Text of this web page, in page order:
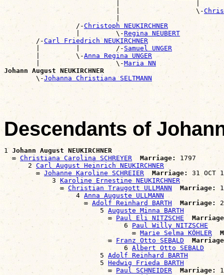
                            |                   \-
|
                  /-
Christoph NEUKIRCHNER
                  |         \-
Regina NEUBERT
        /-
Carl Friedrich NEUKIRCHNER
        |         |         /-
Samuel UNGER
        |         \-
Anna Regina UNGER
        |                   \-
Maria NN
Johann August NEUKIRCHNER
\-Johanna Christiana SELTMANN
Descendants of
1 Johann August NEUKIRCHNER
  ∞
Christiana Carolina SCHREYER Marriage:
1797
      2
Carl August Heinrich NEUKIRCHNER
        ∞
Johanne Karoline SCHREIER Marriage:
31 OCT
            3
Karoline Ernestine NEUKIRCHNER
              ∞
Christian Traugott ULLMANN Marriage:
                  4
Anna Auguste ULLMANN
                    ∞
Adolf Reinhard BARTH Marriage:
                        5
Auguste Minna BARTH
                          ∞
Paul Eli NITZSCHE
                              6
Paul Willy NITZSCHE
                                ∞
Marie Selma KÖHLER
                          ∞
Franz Otto SEBALD
                              6
Albert Otto SEBALD
                        5
Adolf Reinhard BARTH
                        5
Hedwig Frieda BARTH
                          ∞
Paul SCHNEIDER Marriage: